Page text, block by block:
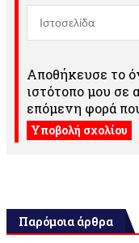
Αποθήκευσε το
ιστότοπο μου σε
επόμενη φορά
Παρόμοια άρθρα